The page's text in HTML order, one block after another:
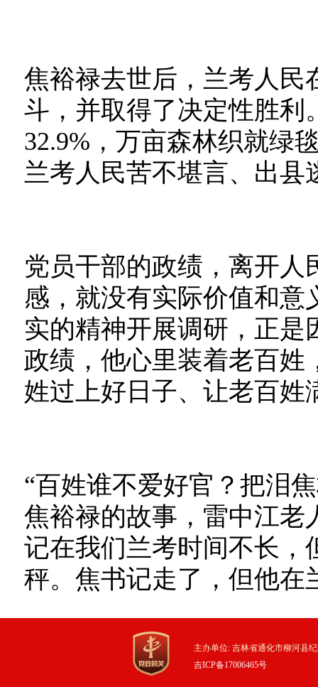
焦裕禄去世后，兰考人民
斗，并取得了决定性胜利
32.9%，万亩森林织就绿
兰考人民苦不堪言、出县
党员干部的政绩，离开
感，就没有实际价值和意
实的精神开展调研，正
政绩，他心里装着老百姓
姓过上好日子、让老百姓
“百姓谁不爱好官？把泪
焦裕禄的故事，雷中江老
记在我们兰考时间不长，
秤。焦书记走了，但他在
主办单位: 吉林省通化市柳河县
吉ICP备17006465号